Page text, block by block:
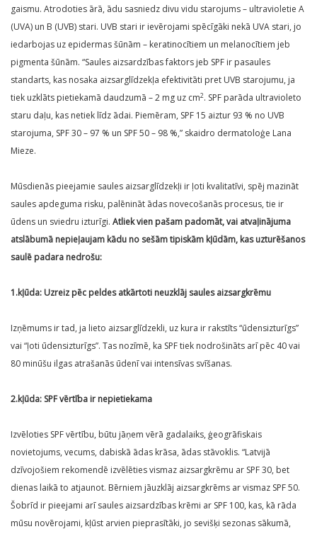
gaismu. Atrodoties ārā, ādu sasniedz divu vidu starojums – ultravioletie A
(UVA) un B (UVB) stari. UVB stari ir ievērojami spēcīgāki nekā UVA stari, jo
iedarbojas uz epidermas šūnām – keratinocītiem un melanocītiem jeb
pigmenta šūnām. “Saules aizsardzības faktors jeb SPF ir pasaules
standarts, kas nosaka aizsarglīdzekļa efektivi­tāti pret UVB starojumu, ja
tiek uzklāts pietiekamā daudzumā – 2 mg uz cm2. SPF parāda ultravioleto
staru daļu, kas netiek līdz ādai. Pie­mēram, SPF 15 aiztur 93 % no UVB
starojuma, SPF 30 – 97 % un SPF 50 – 98 %,” skaidro dermatoloģe Lana
Mieze.
Mūsdienās pieejamie saules aizsarglīdzekļi ir ļoti kvalitatīvi, spēj mazināt
saules apdeguma risku, palēnināt ādas novecošanās procesus, tie ir
ūdens un sviedru izturīgi. Atliek vien pašam padomāt, vai atvaļinājuma
atslābumā nepieļaujam kādu no sešām tipiskām kļūdām, kas uzturēšanos
saulē padara nedrošu:
1.kļūda: Uzreiz pēc peldes atkārtoti neuzklāj saules aizsargkrēmu
Izņēmums ir tad, ja lieto aizsarglīdzekli, uz kura ir rakstīts “ūdensizturīgs”
vai “ļoti ūdensizturīgs”. Tas nozīmē, ka SPF tiek nodrošināts arī pēc 40 vai
80 minūšu ilgas atrašanās ūdenī vai intensīvas svīšanas.
2.kļūda: SPF vērtība ir nepietiekama
Izvēloties SPF vērtību, būtu jāņem vērā gadalaiks, ģeogrāfiskais
novietojums, vecums, dabiskā ādas krāsa, ādas stāvoklis. “Latvijā
dzīvojošiem rekomendē izvēlēties vismaz aizsargkrēmu ar SPF 30, bet
dienas laikā to atjaunot. Bērniem jāuzklāj aizsargkrēms ar vismaz SPF 50.
Šobrīd ir pieejami arī saules aizsardzības krēmi ar SPF 100, kas, kā rāda
mūsu novērojami, kļūst arvien pieprasītāki, jo sevišķi sezonas sākumā,